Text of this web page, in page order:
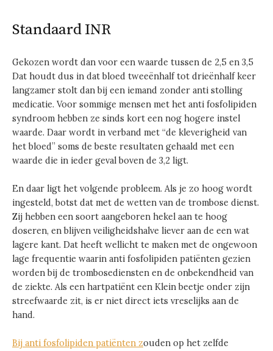
Standaard INR
Gekozen wordt dan voor een waarde tussen de 2,5 en 3,5
Dat houdt dus in dat bloed tweeënhalf tot drieënhalf keer
langzamer stolt dan bij een iemand zonder anti stolling
medicatie. Voor sommige mensen met het anti fosfolipiden
syndroom hebben ze sinds kort een nog hogere instel
waarde. Daar wordt in verband met “de kleverigheid van
het bloed” soms de beste resultaten gehaald met een
waarde die in ieder geval boven de 3,2 ligt.
En daar ligt het volgende probleem. Als je zo hoog wordt
ingesteld, botst dat met de wetten van de trombose dienst.
Zij hebben een soort aangeboren hekel aan te hoog
doseren, en blijven veiligheidshalve liever aan de een wat
lagere kant. Dat heeft wellicht te maken met de ongewoon
lage frequentie waarin anti fosfolipiden patiënten gezien
worden bij de trombosediensten en de onbekendheid van
de ziekte. Als een hartpatiënt een Klein beetje onder zijn
streefwaarde zit, is er niet direct iets vreselijks aan de
hand.
Bij anti fosfolipiden patiënten zouden op het zelfde